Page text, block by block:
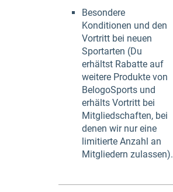
Besondere
Konditionen und den
Vortritt bei neuen
Sportarten (Du
erhältst Rabatte auf
weitere Produkte von
BelogoSports und
erhälts Vortritt bei
Mitgliedschaften, bei
denen wir nur eine
limitierte Anzahl an
Mitgliedern zulassen).